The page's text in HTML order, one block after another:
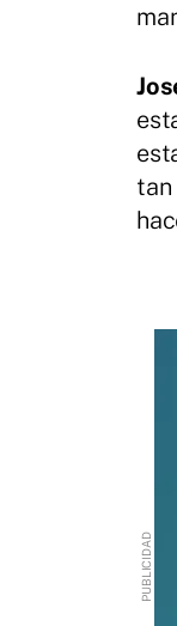
tan